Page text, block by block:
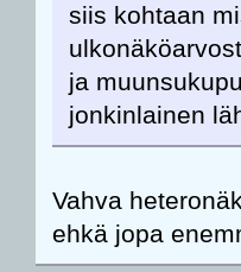
siis kohtaan
ja
jonkinlainen
Vahva
ehkä jopa